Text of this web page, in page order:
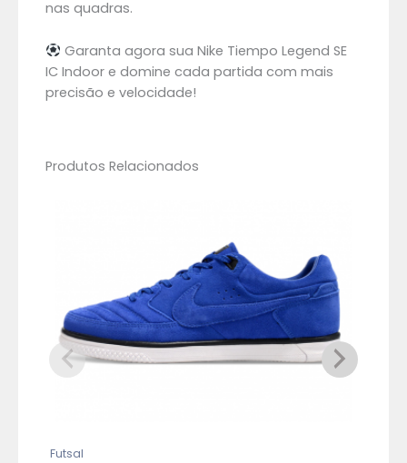
nas quadras.
Garanta agora sua Nike Tiempo Legend SE
IC Indoor e domine cada partida com mais
precisão e velocidade!
Produtos Relacionados
Futsal